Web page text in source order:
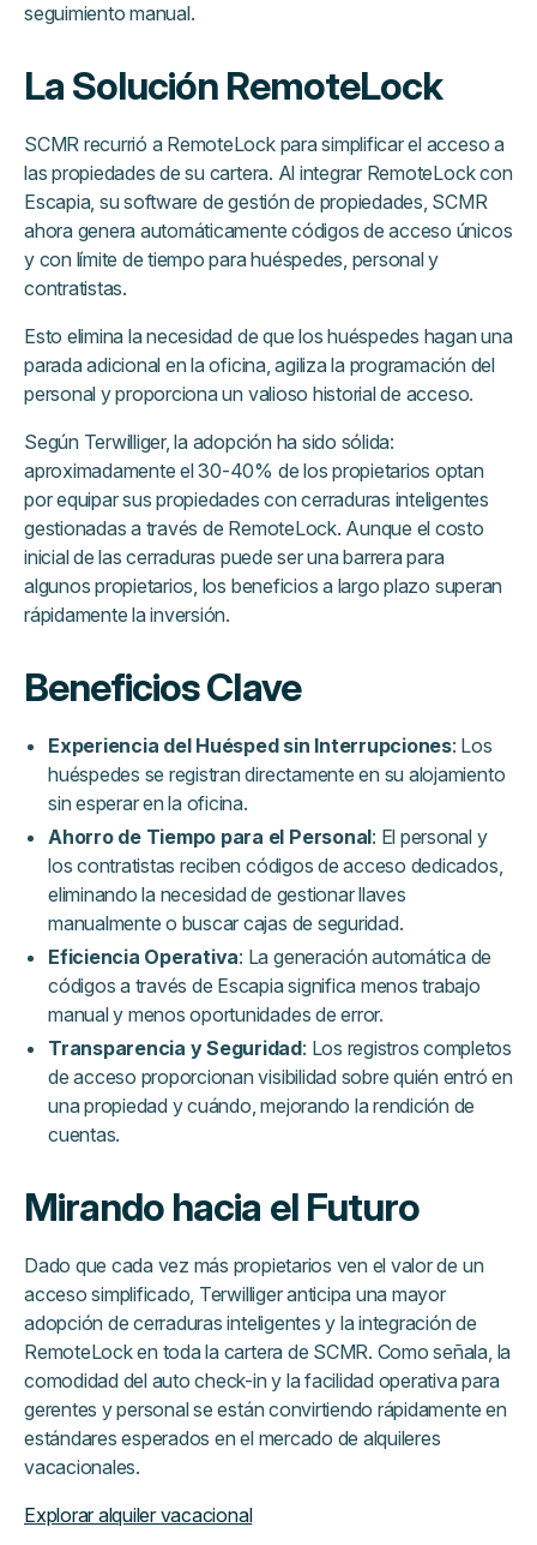
seguimiento manual.
La Solución RemoteLock
SCMR recurrió a RemoteLock para simplificar el acceso a
las propiedades de su cartera. Al integrar RemoteLock con
Escapia, su software de gestión de propiedades, SCMR
ahora genera automáticamente códigos de acceso únicos
y con límite de tiempo para huéspedes, personal y
contratistas.
Esto elimina la necesidad de que los huéspedes hagan una
parada adicional en la oficina, agiliza la programación del
personal y proporciona un valioso historial de acceso.
Según Terwilliger, la adopción ha sido sólida:
aproximadamente el 30-40% de los propietarios optan
por equipar sus propiedades con cerraduras inteligentes
gestionadas a través de RemoteLock. Aunque el costo
inicial de las cerraduras puede ser una barrera para
algunos propietarios, los beneficios a largo plazo superan
rápidamente la inversión.
Beneficios Clave
Experiencia del Huésped sin Interrupciones: Los
huéspedes se registran directamente en su alojamiento
sin esperar en la oficina.
Ahorro de Tiempo para el Personal: El personal y
los contratistas reciben códigos de acceso dedicados,
eliminando la necesidad de gestionar llaves
manualmente o buscar cajas de seguridad.
Eficiencia Operativa: La generación automática de
códigos a través de Escapia significa menos trabajo
manual y menos oportunidades de error.
Transparencia y Seguridad: Los registros completos
de acceso proporcionan visibilidad sobre quién entró en
una propiedad y cuándo, mejorando la rendición de
cuentas.
Mirando hacia el Futuro
Dado que cada vez más propietarios ven el valor de un
acceso simplificado, Terwilliger anticipa una mayor
adopción de cerraduras inteligentes y la integración de
RemoteLock en toda la cartera de SCMR. Como señala, la
comodidad del auto check-in y la facilidad operativa para
gerentes y personal se están convirtiendo rápidamente en
estándares esperados en el mercado de alquileres
vacacionales.
Explorar alquiler vacacional